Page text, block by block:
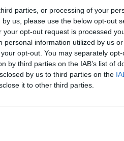
parties, or processing of your
us, please use the below opt-out
opt-out request is processed
information utilized by us
opt-out. You may separately
by third parties on the IAB’s list of
by us to third parties on the
it to other third parties.
όπλα.